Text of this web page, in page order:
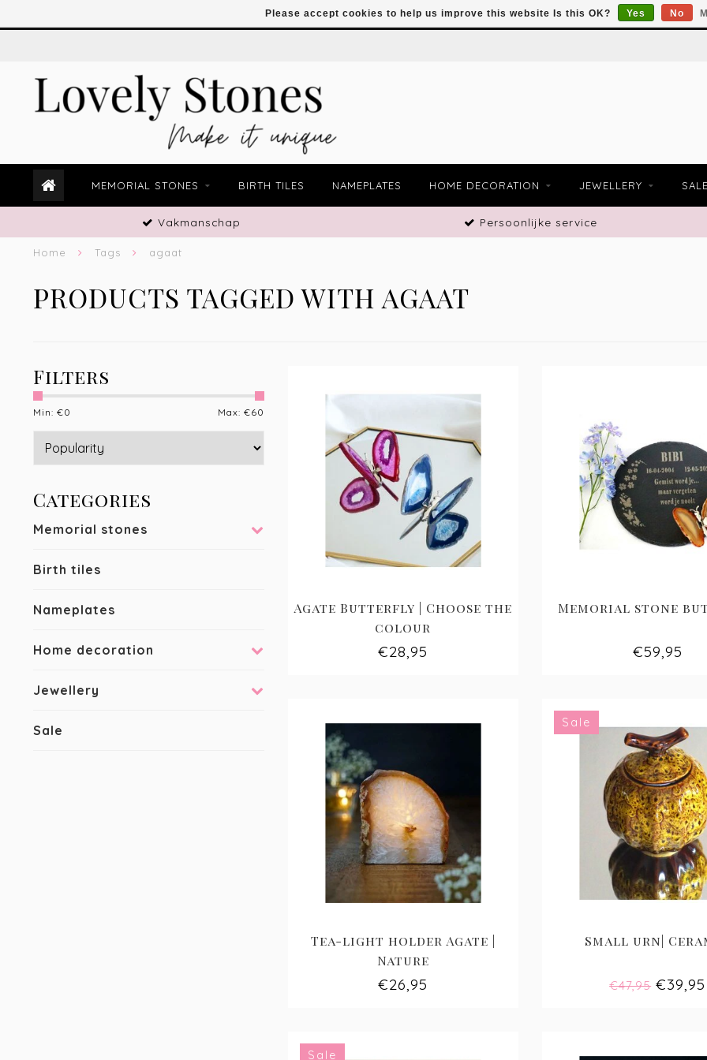
MEMORIAL STONES BIRTH TILES NAMEPLATES HOME DECORATION JEWELLERY
Vakmanschap Persoonlijke service
Home Tags agaat
PRODUCTS TAGGED WITH AGAAT
Filters
Min: €0 Max: €60
Categories
Memorial stones
Birth tiles
Nameplates
Home decoration
Jewellery
Sale
Agate Butterfly | Choose the
colour
€28,95
Memorial stone
€59,95
Tea-light holder Agate |
Nature
€26,95
Sale
Small urn|
€47,95€39,95
Sale
Please accept cookies to help us improve this website Is this OK? Yes No